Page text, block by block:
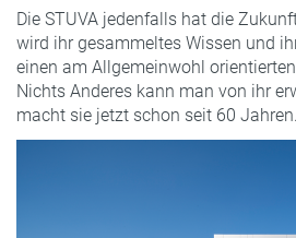
Die STUVA jedenfalls hat die
wird ihr gesammeltes Wissen und
einen am Allgemeinwohl
Nichts Anderes kann man von ihr
macht sie jetzt schon seit 60 Jahren.